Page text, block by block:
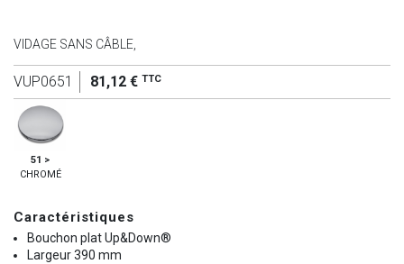
VIDAGE SANS CÂBLE,
VUP0651 81,12 € TTC
51 >
CHROMÉ
Caractéristiques
Bouchon plat Up&Down®
Largeur 390 mm